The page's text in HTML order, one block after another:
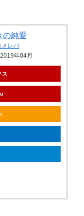
の純愛
メレバ
年04月
ス